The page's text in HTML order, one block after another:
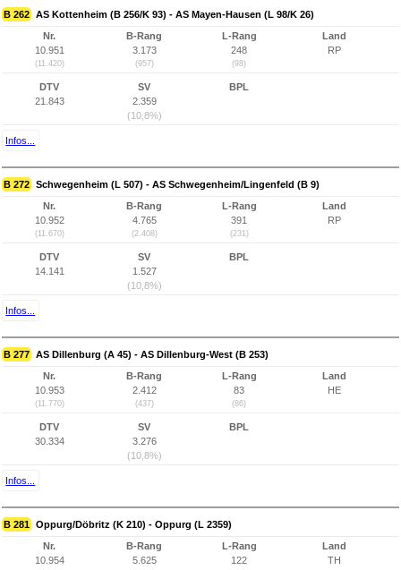
B 262 AS Kottenheim (B 256/K 93) - AS Mayen-Hausen (L 98/K 26)
Nr.
10.951
(11.420)
B-Rang
3.173
(957)
L-Rang
248
(98)
Land
RP
DTV
21.843
SV
2.359
(10,8%)
BPL
Infos...
B 272 Schwegenheim (L 507) - AS Schwegenheim/Lingenfeld (B 9)
Nr.
10.952
(11.670)
B-Rang
4.765
(2.408)
L-Rang
391
(231)
Land
RP
DTV
14.141
SV
1.527
(10,8%)
BPL
Infos...
B 277 AS Dillenburg (A 45) - AS Dillenburg-West (B 253)
Nr.
10.953
(11.770)
B-Rang
2.412
(437)
L-Rang
83
(86)
Land
HE
DTV
30.334
SV
3.276
(10,8%)
BPL
Infos...
B 281 Oppurg/Döbritz (K 210) - Oppurg (L 2359)
Nr.
10.954
B-Rang
5.625
L-Rang
122
Land
TH